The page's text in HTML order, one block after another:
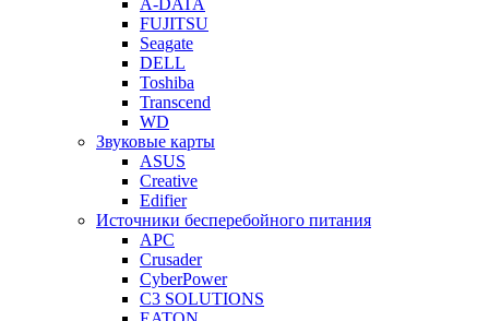
A-DATA
FUJITSU
Seagate
DELL
Toshiba
Transcend
WD
Звуковые карты
ASUS
Creative
Edifier
Источники бесперебойного питания
APC
Crusader
CyberPower
C3 SOLUTIONS